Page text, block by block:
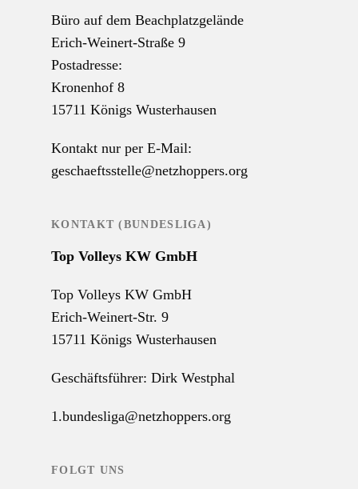
Büro auf dem Beachplatzgelände
Erich-Weinert-Straße 9
Postadresse:
Kronenhof 8
15711 Königs Wusterhausen
Kontakt nur per E-Mail:
geschaeftsstelle@netzhoppers.org
KONTAKT (BUNDESLIGA)
Top Volleys KW GmbH
Top Volleys KW GmbH
Erich-Weinert-Str. 9
15711 Königs Wusterhausen
Geschäftsführer: Dirk Westphal
1.bundesliga@netzhoppers.org
FOLGT UNS